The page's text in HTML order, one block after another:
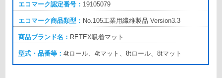
19105079
No.105工業用繊維製品 Version3.3
RETEX吸着マット
4tロール、4tマット、8tロール、8tマット